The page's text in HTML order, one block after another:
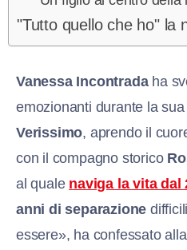
"Tutto quello che ho" la
Vanessa Incontradaha
emozionanti durante la
Verissimo, aprendo il
con il compagno storico
al quale naviga la vita dal
anni di separazione
essere», ha confessato